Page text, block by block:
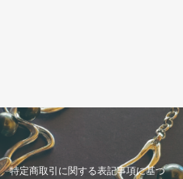
特定商取引に関する表記事項に基づ